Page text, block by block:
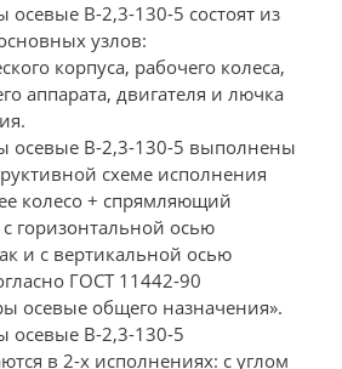
осевые В-2,3-130-5 состоят из
узлов:
корпуса, рабочего колеса,
аппарата, двигателя и лючка
осевые В-2,3-130-5 выполнены
схеме исполнения
колесо + спрямляющий
с горизонтальной осью
и с вертикальной осью
ГОСТ 11442-90
осевые общего назначения».
осевые В-2,3-130-5
в 2-х исполнениях: с углом